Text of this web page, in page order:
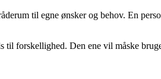
til egne ønsker og behov. En
forskellighed. Den ene vil måske